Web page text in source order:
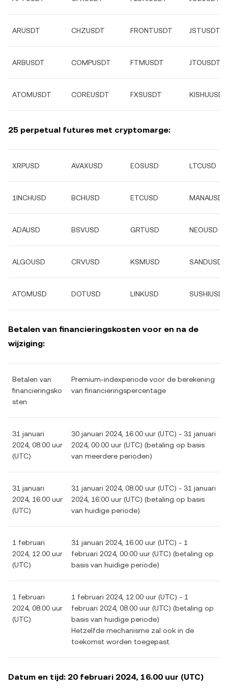
ARUSDT CHZUSDT FRONTUSDT JSTUSDT
ARBUSDT COMPUSDT FTMUSDT JTOUSDT
ATOMUSDT COREUSDT FXSUSDT KISHUUSDT
25 perpetual futures met cryptomarge:
XRPUSD AVAXUSD EOSUSD LTCUSD
1INCHUSD BCHUSD ETCUSD MANAUSD
ADAUSD BSVUSD GRTUSD NEOUSD
ALGOUSD CRVUSD KSMUSD SANDUSD
ATOMUSD DOTUSD LINKUSD SUSHIUSD
Betalen van financieringskosten voor en na de
wijziging:
Betalen van
financieringsko
sten
Premium-indexperiode voor de berekening
van financieringspercentage
31 januari
2024, 08.00 uur
(UTC)
30 januari 2024, 16.00 uur (UTC) - 31 januari
2024, 00.00 uur (UTC) (betaling op basis
van meerdere perioden)
31 januari
2024, 16.00 uur
(UTC)
31 januari 2024, 08.00 uur (UTC) - 31 januari
2024, 16.00 uur (UTC) (betaling op basis
van huidige periode)
1 februari
2024, 12.00 uur
(UTC)
31 januari 2024, 16.00 uur (UTC) - 1
februari 2024, 00.00 uur (UTC) (betaling op
basis van huidige periode)
1 februari
2024, 08.00 uur
(UTC)
1 februari 2024, 12.00 uur (UTC) - 1
februari 2024, 08.00 uur (UTC) (betaling op
basis van huidige periode)
Hetzelfde mechanisme zal ook in de
toekomst worden toegepast.
Datum en tijd: 20 februari 2024, 16.00 uur (UTC)